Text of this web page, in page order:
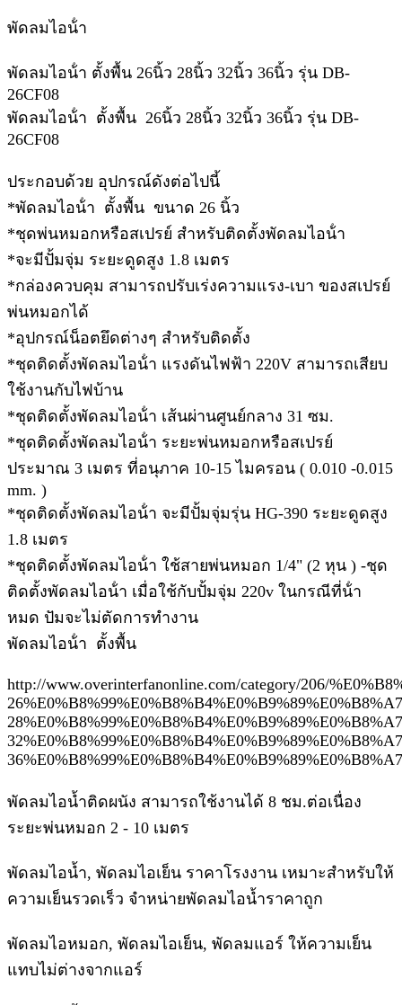
พัดลมไอน้ํา
พัดลมไอน้ํา ตั้งพื้น 26นิ้ว 28นิ้ว 32นิ้ว 36นิ้ว รุ่น DB-
26CF08
พัดลมไอน้ํา ตั้งพื้น 26นิ้ว 28นิ้ว 32นิ้ว 36นิ้ว รุ่น DB-
26CF08
ประกอบด้วย อุปกรณ์ดังต่อไปนี้
*พัดลมไอน้ํา ตั้งพื้น ขนาด 26 นิ้ว
*ชุดพ่นหมอกหรือสเปรย์ สําหรับติดตั้งพัดลมไอน้ํา
*จะมีปั้มจุ่ม ระยะดูดสูง 1.8 เมตร
*กล่องควบคุม สามารถปรับเร่งความแรง-เบา ของสเปรย์
พ่นหมอกได้
*อุปกรณ์น็อตยึดต่างๆ สําหรับติดตั้ง
*ชุดติดตั้งพัดลมไอน้ํา แรงดันไฟฟ้า 220V สามารถเสียบ
ใช้งานกับไฟบ้าน
*ชุดติดตั้งพัดลมไอน้ํา เส้นผ่านศูนย์กลาง 31 ซม.
*ชุดติดตั้งพัดลมไอน้ํา ระยะพ่นหมอกหรือสเปรย์
ประมาณ 3 เมตร ที่อนุภาค 10-15 ไมครอน ( 0.010 -0.015
mm. )
*ชุดติดตั้งพัดลมไอน้ํา จะมีปั้มจุ่มรุ่น HG-390 ระยะดูดสูง
1.8 เมตร
*ชุดติดตั้งพัดลมไอน้ํา ใช้สายพ่นหมอก 1/4" (2 หุน ) -ชุด
ติดตั้งพัดลมไอน้ํา เมื่อใช้กับปั้มจุ่ม 220v ในกรณีที่น้ํา
หมด ปัมจะไม่ตัดการทํางาน
พัดลมไอน้ํา ตั้งพื้น
http://www.overinterfanonline.com/category/206/
36%E0%B8%99%E0%B8%B4%E0%B9%89%E0%B8%A7
พัดลมไอน้ำติดผนัง สามารถใช้งานได้ 8 ชม.ต่อเนื่อง
ระยะพ่นหมอก 2 - 10 เมตร
พัดลมไอน้ำ, พัดลมไอเย็น ราคาโรงงาน เหมาะสำหรับให้
ความเย็นรวดเร็ว จำหน่ายพัดลมไอน้ำราคาถูก
พัดลมไอหมอก, พัดลมไอเย็น, พัดลมแอร์ ให้ความเย็น
แทบไม่ต่างจากแอร์